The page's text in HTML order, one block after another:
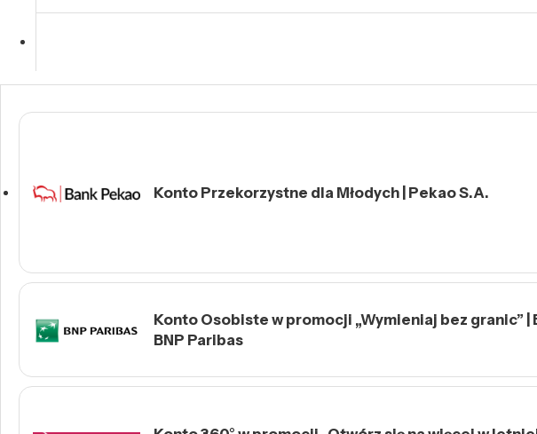
Konto Przekorzystne dla Młodych | Pekao S.A.
Konto Osobiste w promocji „Wymieniaj bez granic” |
BNP Paribas